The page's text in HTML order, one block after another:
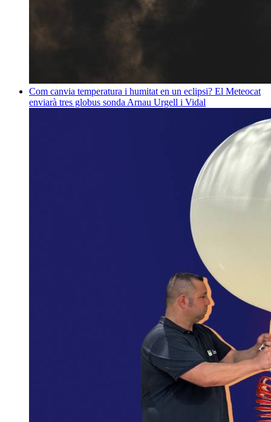
Com canvia temperatura i humitat en un eclipsi? El Meteocat
enviarà tres globus sonda Arnau Urgell i Vidal